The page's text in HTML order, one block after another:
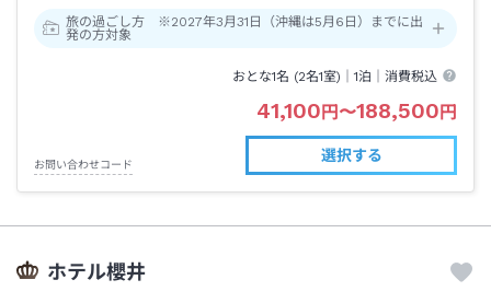
旅の過ごし方 ※2027年3月31日（沖縄は5月6日）までに出
発の方対象
おとな1名 (2名1室)｜1泊 ｜消費税込
41,100円〜188,500円
お問い合わせコード
選択する
ホテル櫻井